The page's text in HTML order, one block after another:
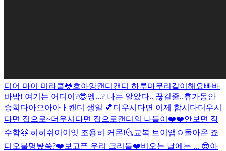
디어 마이 미라클🦌흐아앙캔디캔디 하루마무리같이해요빠바
바밤! 여기는 어디이?😎엥...? 나는 알았다.. 끊길줄..휴가동안
승희다아으아아ㅏ 캔디 생일 💕더우시다면 이제 합시다더우시
다면 집으로~더우시다면 집으로캔디의 나들이❤️❤️안보면 잠
수함🤗 히히 쉬이이잇 조용히 커몬!🌜교복 브이앱☺️ 돌아온 죠
디오불명봤씅?❤️보고픈 우리 크리들❤️비오는 날에는 ... 😎아